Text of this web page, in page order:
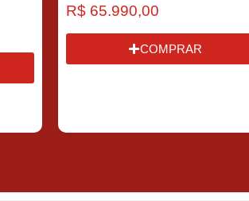
R$ 65.990,00
COMPRAR